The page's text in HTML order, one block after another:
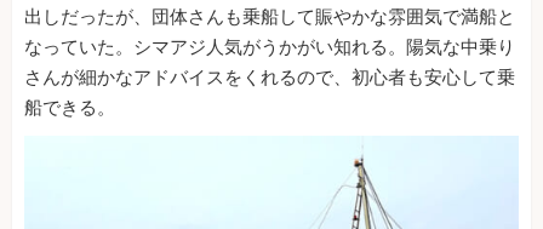
出しだったが、団体さんも乗船して賑やかな雰囲気で満船と
なっていた。シマアジ人気がうかがい知れる。陽気な中乗り
さんが細かなアドバイスをくれるので、初心者も安心して乗
船できる。